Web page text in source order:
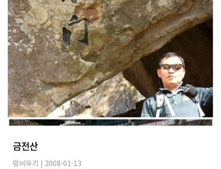
금전산
맘비우기 | 2008-01-13